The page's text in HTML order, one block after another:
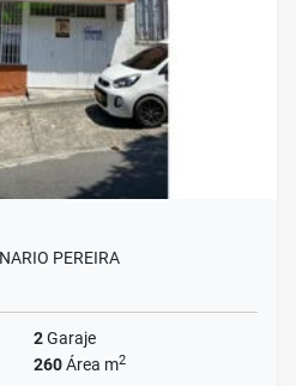
PEREIRA
2Garaje
260Área m2